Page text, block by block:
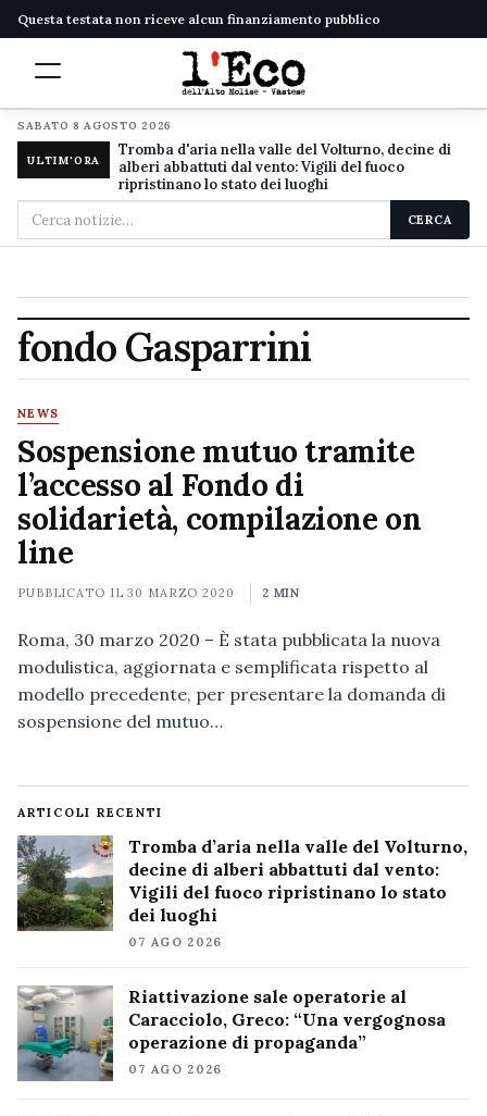
Questa testata non riceve alcun finanziamento pubblico
SABATO 8 AGOSTO 2026
ULTIM'ORA
Tromba d'aria nella valle del Volturno, decine di
alberi abbattuti dal vento: Vigili del fuoco
ripristinano lo stato dei luoghi
Cerca
nel
CERCA
fondo Gasparrini
NEWS
Sospensione mutuo tramite
l’accesso al Fondo di
solidarietà, compilazione on
line
PUBBLICATO IL30 MARZO 2020 2 MIN
Roma, 30 marzo 2020 – È stata pubblicata la nuova
modulistica, aggiornata e semplificata rispetto al
modello precedente, per presentare la domanda di
sospensione del mutuo…
ARTICOLI RECENTI
Tromba d’aria nella valle del Volturno,
decine di alberi abbattuti dal vento:
Vigili del fuoco ripristinano lo stato
dei luoghi
07 AGO 2026
Riattivazione sale operatorie al
Caracciolo, Greco: “Una vergognosa
operazione di propaganda”
07 AGO 2026